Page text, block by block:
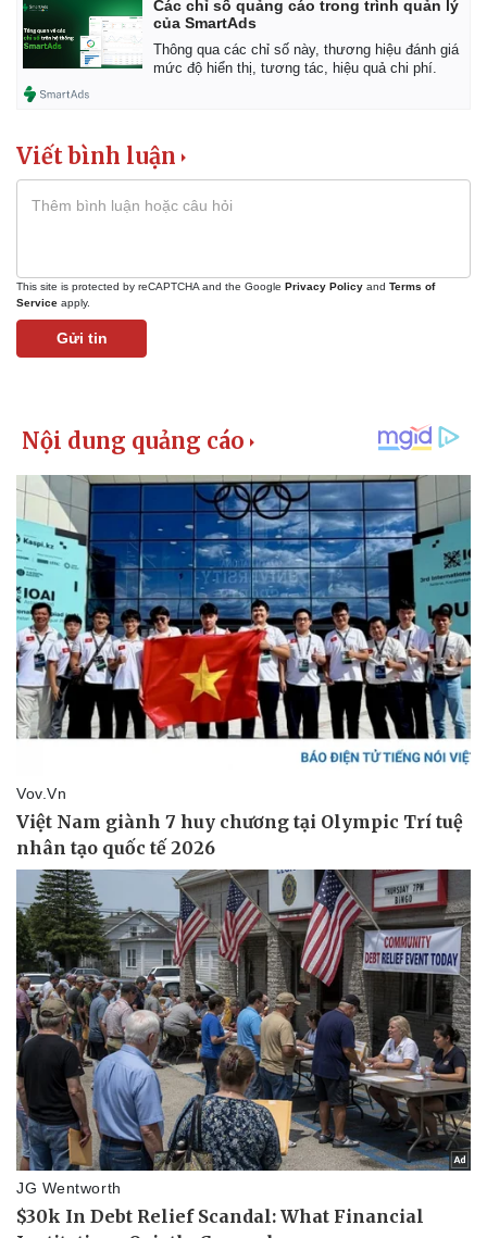
Pháp luật
Vụ án
Tin nóng
Tư vấn luật
Quân sự - Quốc phòng
Vũ khí
Việt Nam
Phân tích
Các chỉ số quảng cáo trong trình quản lý
của SmartAds
Thông qua các chỉ số này, thương hiệu đánh giá
mức độ hiển thị, tương tác, hiệu quả chi phí.
Viết bình luận
This site is protected by reCAPTCHA and the Google Privacy Policy and Terms of
Service apply.
Gửi tin